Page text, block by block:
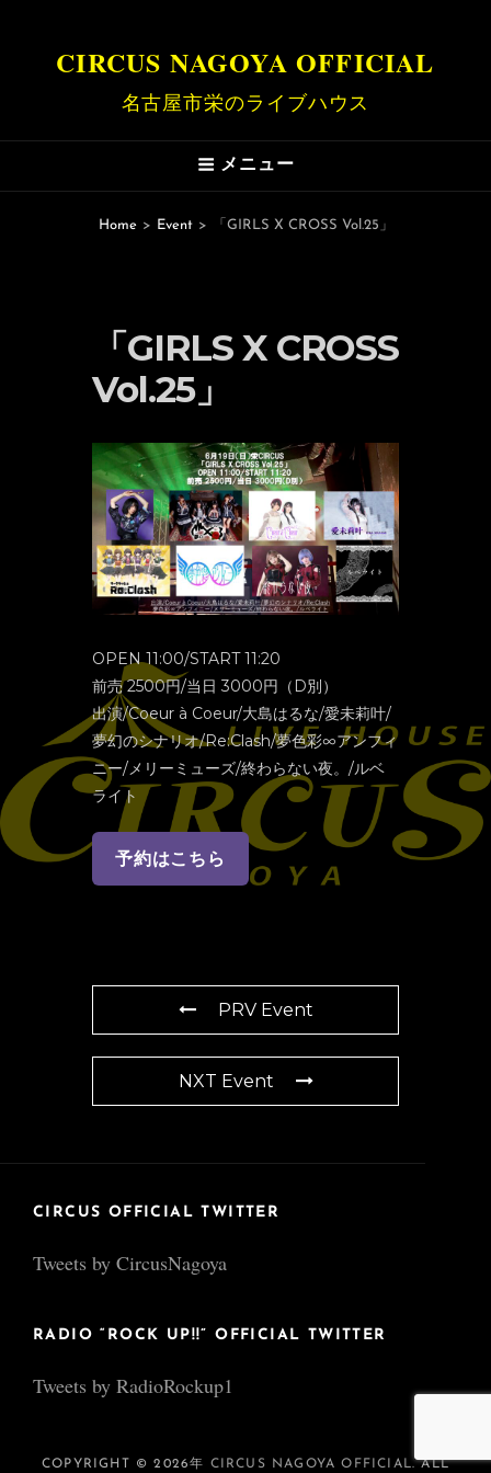
CIRCUS NAGOYA OFFICIAL
名古屋市栄のライブハウス
メニュー
Home > Event > 「GIRLS X CROSS Vol.25」
「GIRLS X CROSS
Vol.25」
OPEN 11:00/START 11:20
前売 2500円/当日 3000円（D別）
出演/Coeur à Coeur/大島はるな/愛未莉叶/
夢幻のシナリオ/Re:Clash/夢色彩∞アンフィ
ニー/メリーミューズ/終わらない夜。/ルベ
ライト
予約はこちら
PRV Event
NXT Event
CIRCUS OFFICIAL TWITTER
Tweets by CircusNagoya
RADIO “ROCK UP!!” OFFICIAL TWITTER
Tweets by RadioRockup1
COPYRIGHT © 2026年 CIRCUS NAGOYA OFFICIAL. ALL